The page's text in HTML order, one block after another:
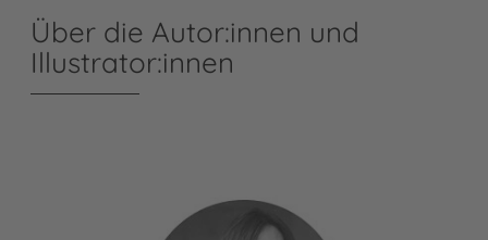
Über die Autor:innen und
Illustrator:innen